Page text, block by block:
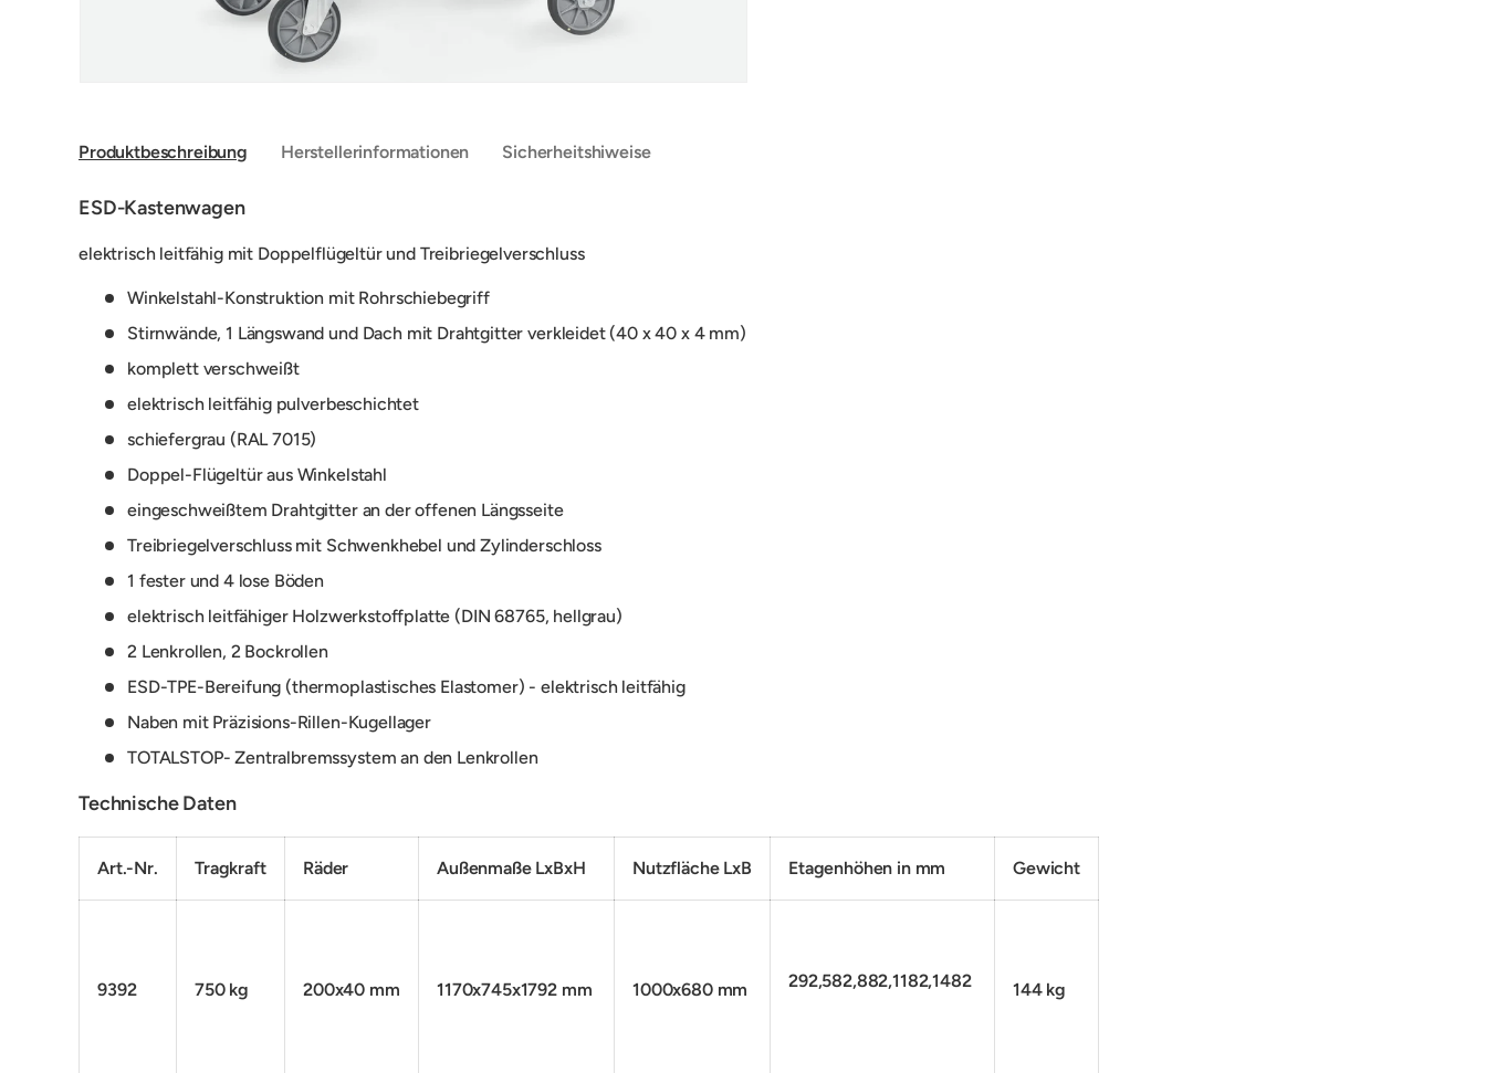
Produktbeschreibung Herstellerinformationen Sicherheitshiweise
ESD-Kastenwagen
elektrisch leitfähig mit Doppelflügeltür und Treibriegelverschluss
Winkelstahl-Konstruktion mit Rohrschiebegriff
Stirnwände, 1 Längswand und Dach mit Drahtgitter verkleidet (40 x 40 x 4 mm)
komplett verschweißt
elektrisch leitfähig pulverbeschichtet
schiefergrau (RAL 7015)
Doppel-Flügeltür aus Winkelstahl
eingeschweißtem Drahtgitter an der offenen Längsseite
Treibriegelverschluss mit Schwenkhebel und Zylinderschloss
1 fester und 4 lose Böden
elektrisch leitfähiger Holzwerkstoffplatte (DIN 68765, hellgrau)
2 Lenkrollen, 2 Bockrollen
ESD-TPE-Bereifung (thermoplastisches Elastomer) - elektrisch leitfähig
Naben mit Präzisions-Rillen-Kugellager
TOTALSTOP- Zentralbremssystem an den Lenkrollen
Technische Daten
Art.-Nr. Tragkraft Räder Außenmaße LxBxH Nutzfläche LxB Etagenhöhen in mm Gewicht
9392 750 kg 200x40 mm 1170x745x1792 mm 1000x680 mm 292,582,882,1182,1482 144 kg